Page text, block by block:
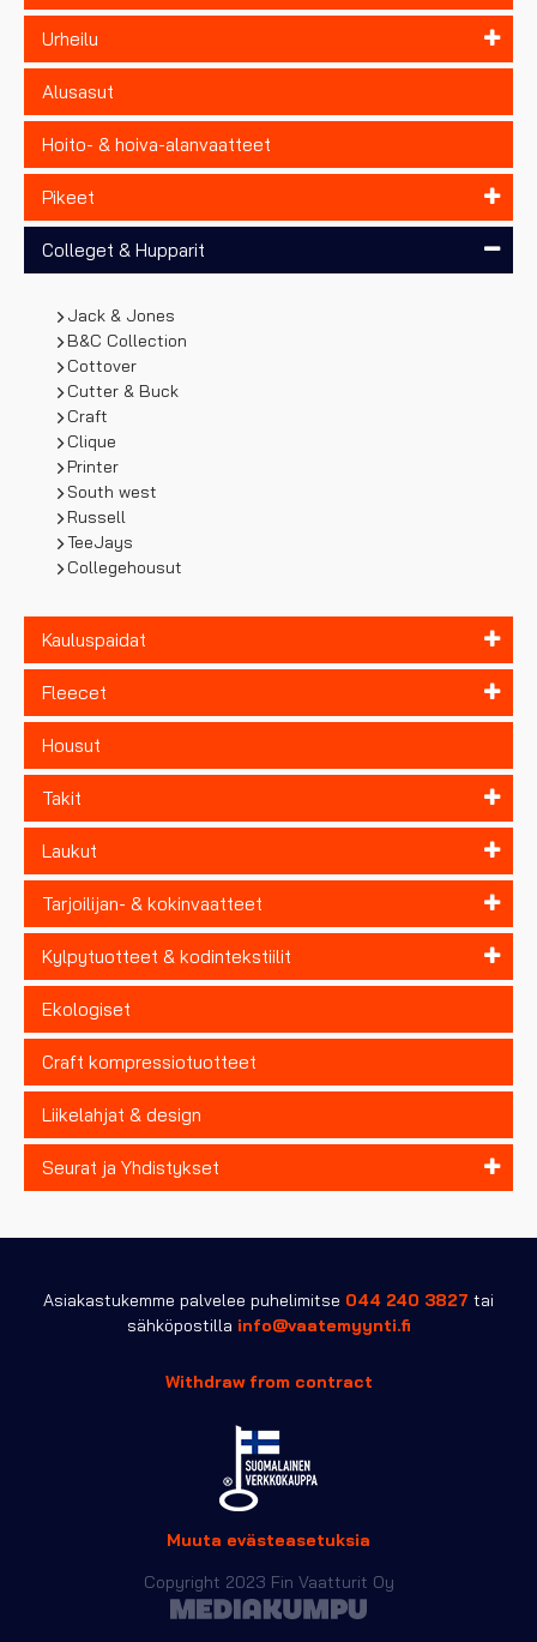
Urheilu
Alusasut
Hoito- & hoiva-alanvaatteet
Pikeet
Colleget & Hupparit
Jack & Jones
B&C Collection
Cottover
Cutter & Buck
Craft
Clique
Printer
South west
Russell
TeeJays
Collegehousut
Kauluspaidat
Fleecet
Housut
Takit
Laukut
Tarjoilijan- & kokinvaatteet
Kylpytuotteet & kodintekstiilit
Ekologiset
Craft kompressiotuotteet
Liikelahjat & design
Seurat ja Yhdistykset
Asiakastukemme palvelee puhelimitse 044 240 3827 tai
sähköpostilla info@vaatemyynti.fi
Withdraw from contract
Muuta evästeasetuksia
Copyright 2023 Fin Vaatturit Oy